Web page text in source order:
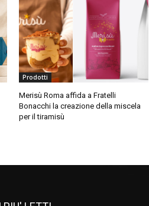
Prodotti
Merisù Roma affida a Fratelli
Bonacchi la creazione della miscela
per il tiramisù